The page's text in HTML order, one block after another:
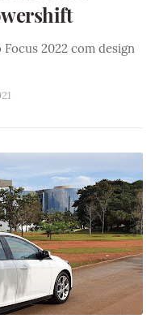
2022 com design